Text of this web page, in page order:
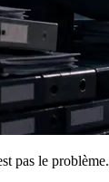
pas le problème.